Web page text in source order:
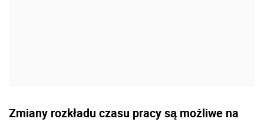
Zmiany rozkładu czasu pracy są możliwe na